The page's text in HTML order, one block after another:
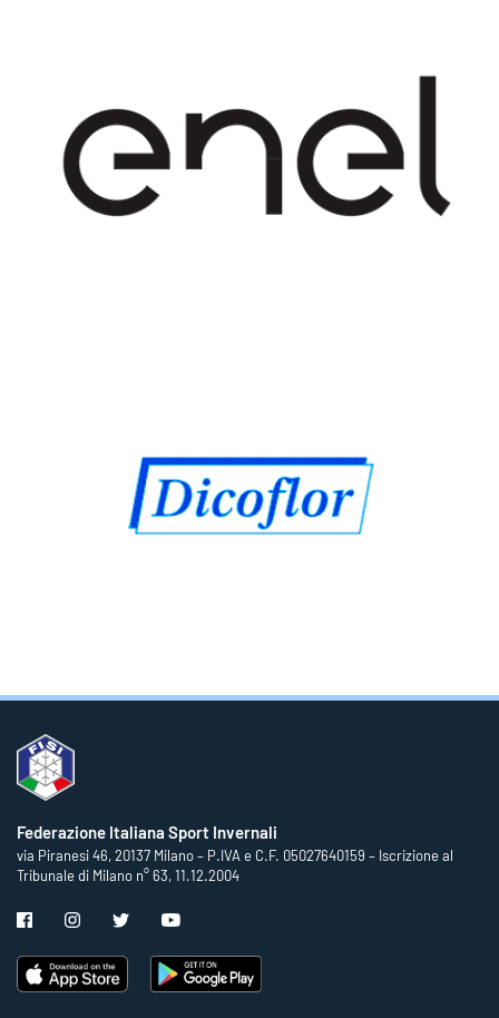
Federazione Italiana Sport Invernali
via Piranesi 46, 20137 Milano – P.IVA e C.F. 05027640159 – Iscrizione al
Tribunale di Milano n° 63, 11.12.2004